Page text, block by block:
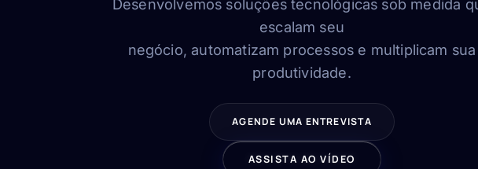
Desenvolvemos soluções tecnológicas sob medida
escalam seu
negócio, automatizam processos e multiplicam sua
produtividade.
AGENDE UMA ENTREVISTA
ASSISTA AO VÍDEO